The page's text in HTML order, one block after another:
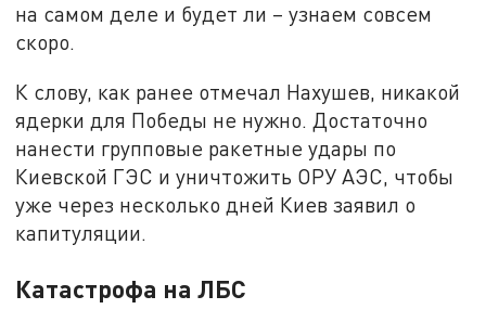
на самом деле и будет ли – узнаем совсем
скоро.
К слову, как ранее отмечал Нахушев, никакой
ядерки для Победы не нужно. Достаточно
нанести групповые ракетные удары по
Киевской ГЭС и уничтожить ОРУ АЭС, чтобы
уже через несколько дней Киев заявил о
капитуляции.
Катастрофа на ЛБС